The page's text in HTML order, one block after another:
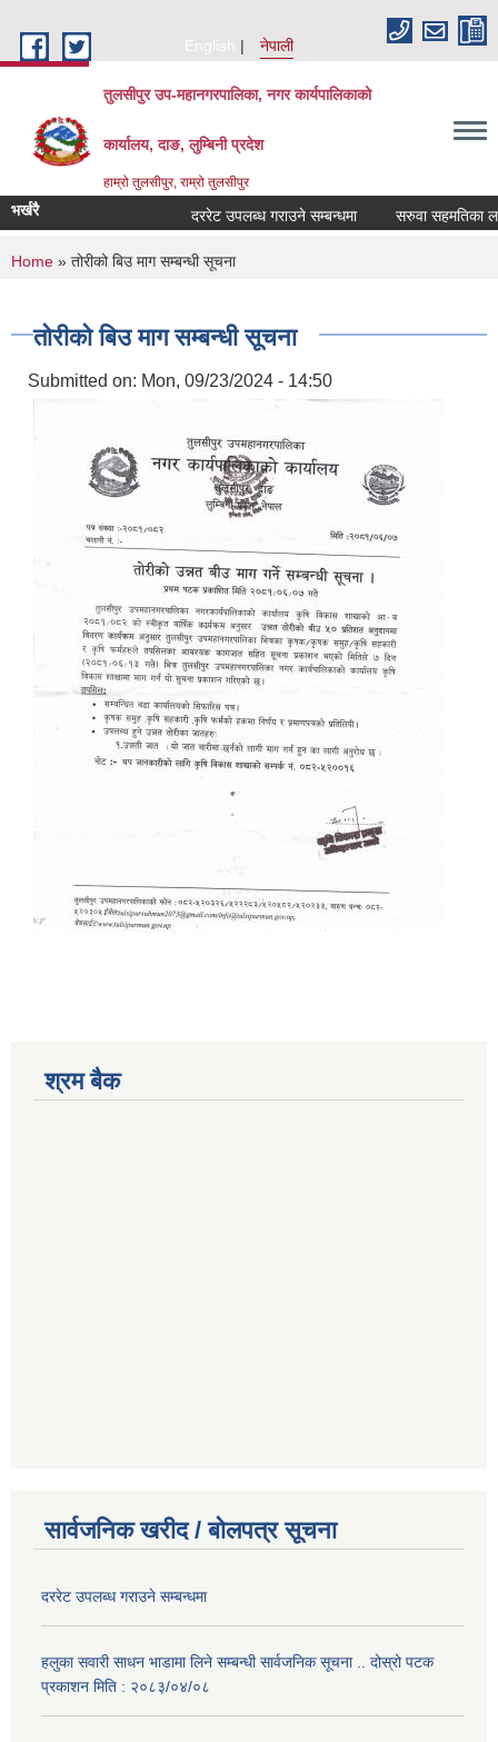
English
नेपाली
तुलसीपुर उप-महानगरपालिका, नगर कार्यपालिकाको
कार्यालय, दाङ, लुम्बिनी प्रदेश
हाम्रो तुलसीपुर, राम्रो तुलसीपुर
भर्खरै दररेट उपलब्ध गराउने सम्बन्धमा सरुवा सहमतिका
You are here
Home » तोरीको बिउ माग सम्बन्धी सूचना
तोरीको बिउ माग सम्बन्धी सूचना
Submitted on: Mon, 09/23/2024 - 14:50
श्रम बैक
सार्वजनिक खरीद / बोलपत्र सूचना
दररेट उपलब्ध गराउने सम्बन्धमा
हलुका सवारी साधन भाडामा लिने सम्बन्धी सार्वजनिक सूचना .. दोस्रो पटक
प्रकाशन मिति : २०८३/०४/०८